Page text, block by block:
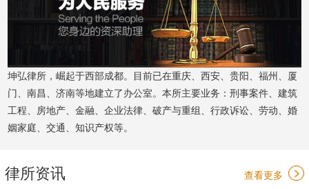
坤弘律所，崛起于西部成都。目前已在重庆、西安、贵阳、福州、厦
门、南昌、济南等地建立了办公室。本所主要业务：刑事案件、建筑
工程、房地产、金融、企业法律、破产与重组、行政诉讼、劳动、婚
姻家庭、交通、知识产权等。
律所资讯 查看更多